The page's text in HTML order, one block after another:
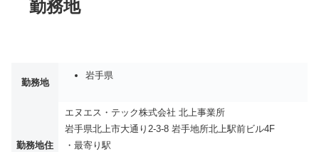
勤務地
勤務地
岩手県
勤務地住
エヌエス・テック株式会社 北上事業所
岩手県北上市大通り2-3-8 岩手地所北上駅前ビル4F
・最寄り駅